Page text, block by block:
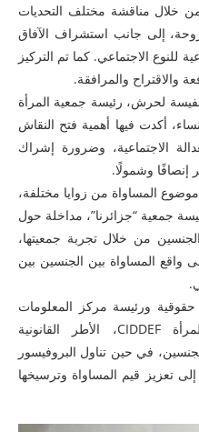
خلال مناقشة مختلف التحديات
إلى جانب استشراف الآفاق
للنوع الاجتماعي. كما تم التركيز
والاقتراح والمرافقة.
لحرش، رئيسة جمعية المرأة
أكدت فيها أهمية فتح النقاش
الاجتماعية، وضرورة إشراك
إنصافًا وشمولًا.
المساواة من زوايا مختلفة،
جمعية “جزائرنا”، مداخلة حول
الجنسين من خلال تجربة جمعيتها،
المساواة بين الجنسين بين
ورئيسة مركز المعلومات
والتوثيق حول حقوق الطفل والمرأة CIDDEF، الأطر القانونية
في حين تناول البروفيسور
تعزيز قيم المساواة وترسيخها